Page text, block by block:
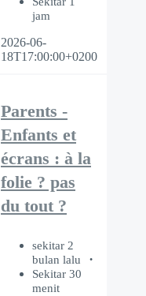
jam
2026-06-
18T17:00:00+0200
Parents -
Enfants et
écrans : à la
folie ? pas
du tout ?
sekitar 2
bulan lalu
Sekitar 30
menit